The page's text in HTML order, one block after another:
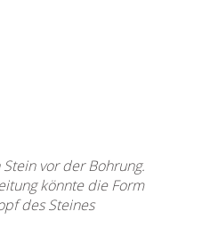
vor der Bohrung.
könnte die Form
des Steines